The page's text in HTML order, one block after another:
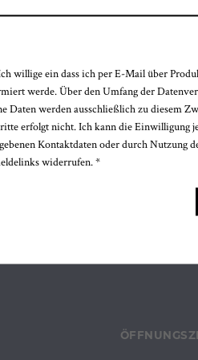
gelesen und
willige ein dass ich per E-Mail über
werde. Über den Umfang der
Daten werden ausschließlich zu diesem
erfolgt nicht. Ich kann die Einwilligung
Kontaktdaten oder durch Nutzung
widerrufen. *